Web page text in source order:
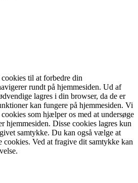
til at forbedre din
rundt på hjemmesiden. Ud af
lagres i din browser, da de er
kan fungere på hjemmesiden. Vi
som hjælper os med at undersøge
hjemmesiden. Disse cookies lagres kun
samtykke. Du kan også vælge at
cookies. Ved at fragive dit samtykke kan